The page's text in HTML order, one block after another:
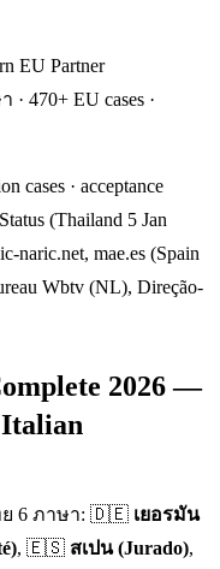
EU Partner
· 470+ EU cases ·
cases · acceptance
(Thailand 5 Jan
naric.net, mae.es (Spain
Wbtv (NL), Direção-
2026 —
ย 6 ภาษา: 🇩🇪 เยอรมัน
, 🇪🇸 สเปน (Jurado),